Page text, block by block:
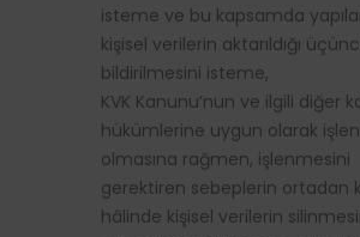
isteme ve bu kapsamda
kişisel verilerin aktarıldığı
bildirilmesini isteme,
KVK Kanunu’nun ve ilgili diğer
hükümlerine uygun olarak
olmasına rağmen, işlenmesini
gerektiren sebeplerin ortadan
hâlinde kişisel verilerin